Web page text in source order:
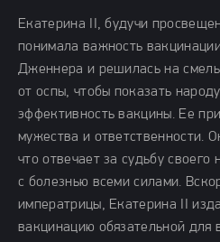
Екатерина II, будучи
понимала важность
Дженнера и решилась на
от оспы, чтобы показать
эффективность вакцины. Ее
мужества и ответственности.
что отвечает за судьбу своего
с болезнью всеми силами.
императрицы, Екатерина II
вакцинацию обязательной для